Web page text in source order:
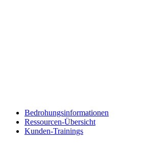
Bedrohungsinformationen
Ressourcen-Übersicht
Kunden-Trainings